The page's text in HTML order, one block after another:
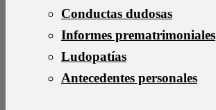
Conductas dudosas
Informes prematrimoniales
Ludopatías
Antecedentes personales